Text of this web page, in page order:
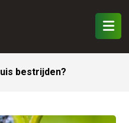
bestrijden?